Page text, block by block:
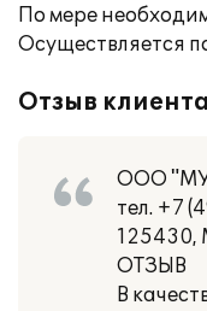
По мере
Осуществляется
Отзыв клиента
ООО
тел. +7
125430,
ОТЗЫВ
В